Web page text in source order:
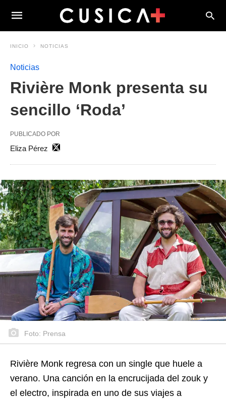
INICIO NOTICIAS
Noticias
Rivière Monk presenta su
sencillo ‘Roda’
PUBLICADO POR
Eliza Pérez
Foto: Prensa
Rivière Monk regresa con un single que huele a
verano. Una canción en la encrucijada del zouk y
el electro, inspirada en uno de sus viajes a